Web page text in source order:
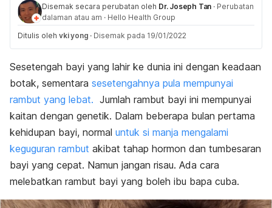
Disemak secara perubatan oleh Dr. Joseph Tan · Perubatan
dalaman atau am · Hello Health Group
Ditulis oleh vki yong · Disemak pada 19/01/2022
Sesetengah bayi yang lahir ke dunia ini dengan keadaan
botak, sementara sesetengahnya pula mempunyai
rambut yang lebat. Jumlah rambut bayi ini mempunyai
kaitan dengan genetik. Dalam beberapa bulan pertama
kehidupan bayi, normal untuk si manja mengalami
keguguran rambut akibat tahap hormon dan tumbesaran
bayi yang cepat. Namun jangan risau. Ada cara
melebatkan rambut bayi yang boleh ibu bapa cuba.